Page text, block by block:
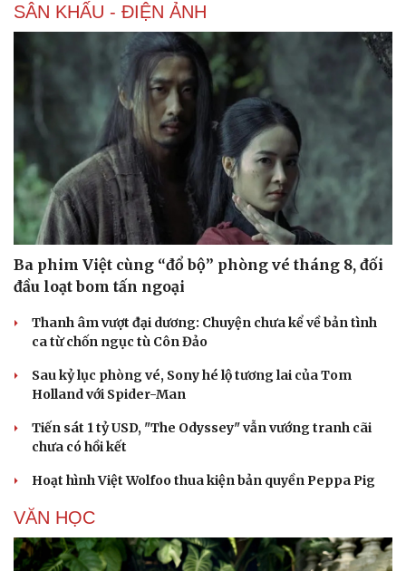
SÂN KHẤU - ĐIỆN ẢNH
Ba phim Việt cùng “đổ bộ” phòng vé tháng 8, đối
đầu loạt bom tấn ngoại
Thanh âm vượt đại dương: Chuyện chưa kể về bản tình
ca từ chốn ngục tù Côn Đảo
Sau kỷ lục phòng vé, Sony hé lộ tương lai của Tom
Holland với Spider-Man
Tiến sát 1 tỷ USD, "The Odyssey" vẫn vướng tranh cãi
chưa có hồi kết
Hoạt hình Việt Wolfoo thua kiện bản quyền Peppa Pig
VĂN HỌC